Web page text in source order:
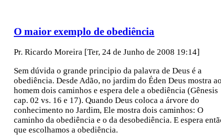
O maior exemplo de obediência
Pr. Ricardo Moreira [Ter, 24 de Junho de 2008 19:14]
Sem dúvida o grande principio da palavra de Deus é a
obediência. Desde Adão, no jardim do Éden Deus mostra
homem dois caminhos e espera dele a obediência (Gênesis
cap. 02 vs. 16 e 17). Quando Deus coloca a árvore do
conhecimento no Jardim, Ele mostra dois caminhos: O
caminho da obediência e o da desobediência. E espera
que escolhamos a obediência.